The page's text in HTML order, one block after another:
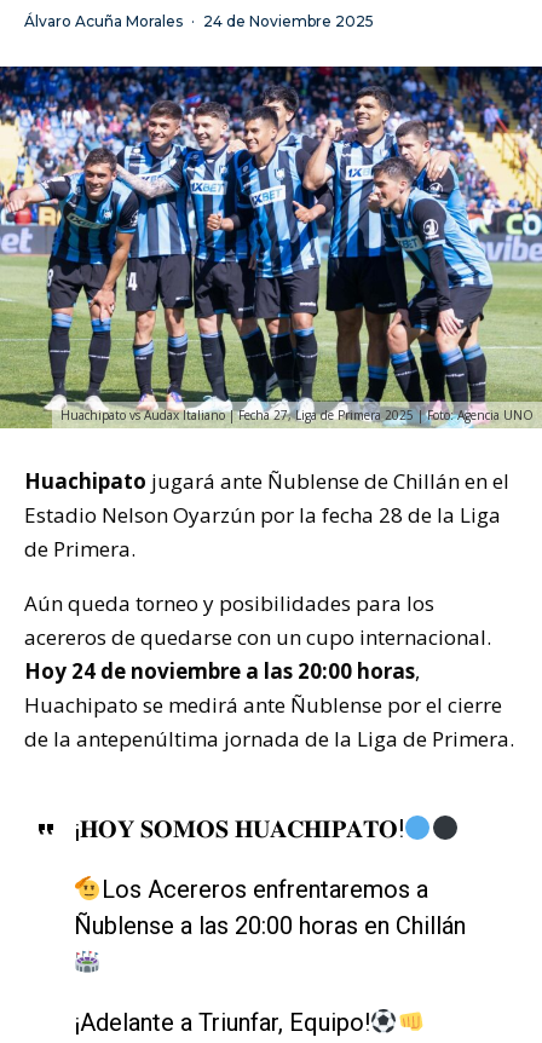
Álvaro Acuña Morales · 24 de Noviembre 2025
Huachipato vs Audax Italiano | Fecha 27, Liga de Primera 2025 | Foto: Agencia UNO
Huachipato jugará ante Ñublense de Chillán en el
Estadio Nelson Oyarzún por la fecha 28 de la Liga
de Primera.
Aún queda torneo y posibilidades para los
acereros de quedarse con un cupo internacional.
Hoy 24 de noviembre a las 20:00 horas,
Huachipato se medirá ante Ñublense por el cierre
de la antepenúltima jornada de la Liga de Primera.
¡𝐇𝐎𝐘 𝐒𝐎𝐌𝐎𝐒 𝐇𝐔𝐀𝐂𝐇𝐈𝐏𝐀𝐓𝐎!
Los Acereros enfrentaremos a
Ñublense a las 20:00 horas en Chillán
¡Adelante a Triunfar, Equipo!